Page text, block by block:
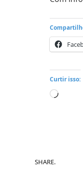
Curtir isso:
SHARE.